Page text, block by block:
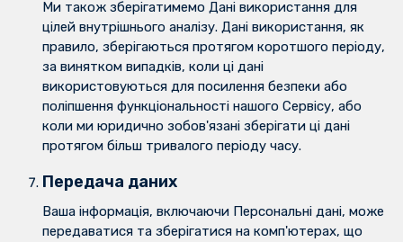
Ми також зберігатимемо Дані використання для
цілей внутрішнього аналізу. Дані використання, як
правило, зберігаються протягом коротшого періоду,
за винятком випадків, коли ці дані
використовуються для посилення безпеки або
поліпшення функціональності нашого Сервісу, або
коли ми юридично зобов'язані зберігати ці дані
протягом більш тривалого періоду часу.
Передача даних
Ваша інформація, включаючи Персональні дані, може
передаватися та зберігатися на комп'ютерах, що